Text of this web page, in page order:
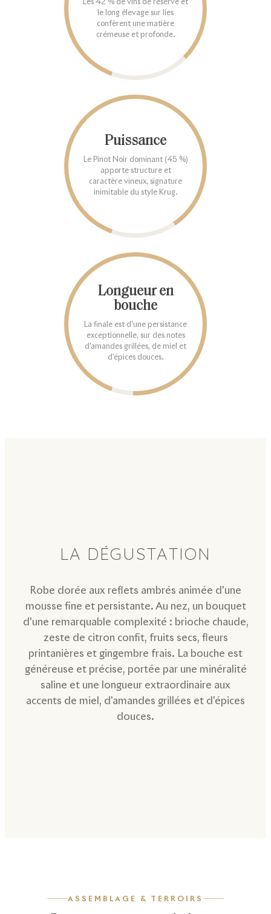
le long élevage sur lies
confèrent une matière
crémeuse et profonde.
Puissance
Le Pinot Noir dominant (45 %)
apporte structure et
caractère vineux, signature
inimitable du style Krug.
Longueur en
bouche
La finale est d'une persistance
exceptionnelle, sur des notes
d'amandes grillées, de miel et
d'épices douces.
LA DÉGUSTATION
Robe dorée aux reflets ambrés animée d'une
mousse fine et persistante. Au nez, un bouquet
d'une remarquable complexité : brioche chaude,
zeste de citron confit, fruits secs, fleurs
printanières et gingembre frais. La bouche est
généreuse et précise, portée par une minéralité
saline et une longueur extraordinaire aux
accents de miel, d'amandes grillées et d'épices
douces.
ASSEMBLAGE & TERROIRS